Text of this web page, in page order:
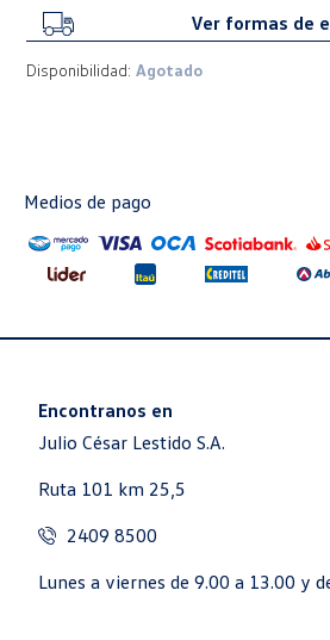
Ver formas de
Disponibilidad: Agotado
Medios de pago
Encontranos en
Julio César Lestido S.A.
Ruta 101 km 25,5
2409 8500
Lunes a viernes de 9.00 a 13.00 y